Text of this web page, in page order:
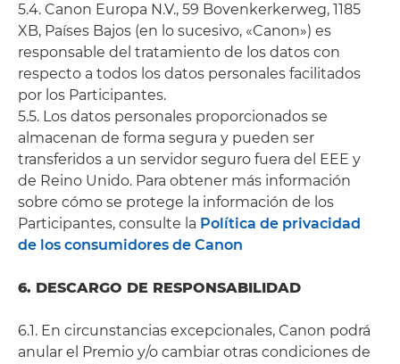
5.4. Canon Europa N.V., 59 Bovenkerkerweg, 1185
XB, Países Bajos (en lo sucesivo, «Canon») es
responsable del tratamiento de los datos con
respecto a todos los datos personales facilitados
por los Participantes.
5.5. Los datos personales proporcionados se
almacenan de forma segura y pueden ser
transferidos a un servidor seguro fuera del EEE y
de Reino Unido. Para obtener más información
sobre cómo se protege la información de los
Participantes, consulte la Política de privacidad
de los consumidores de Canon
6. DESCARGO DE RESPONSABILIDAD
6.1. En circunstancias excepcionales, Canon podrá
anular el Premio y/o cambiar otras condiciones de